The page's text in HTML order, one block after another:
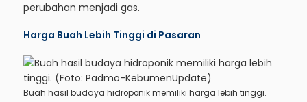
perubahan menjadi gas.
Harga Buah Lebih Tinggi di Pasaran
Buah hasil budaya hidroponik memiliki harga lebih tinggi.